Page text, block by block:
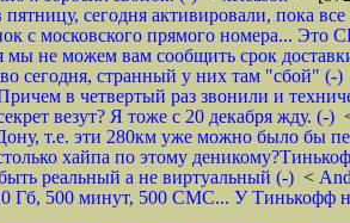
сегодня активировали, пока
с московского прямого номера... Это
мы не можем вам сообщить срок
сегодня, странный у них там "сбой" (-)
в четвертый раз звонили и
везут? Я тоже с 20 декабря жду. (-)
т.е. эти 280км уже можно было бы
хайпа по этому
реальный а не виртуальный (-) <
Гб, 500 минут, 500 СМС... У Тинькофф